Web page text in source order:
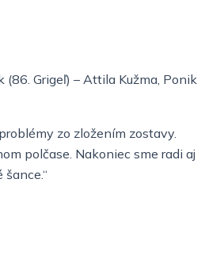
(86. Grigeľ) – Attila Kužma, Ponik
zo zložením zostavy.
polčase. Nakoniec sme radi aj